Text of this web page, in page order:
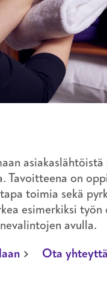
asiakaslähtöistä
Tavoitteena on
toimia sekä
esimerkiksi työn
avulla.
Ota yhteyttä